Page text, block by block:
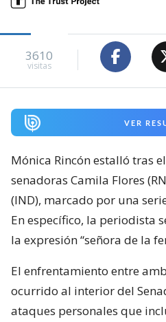
3610
visitas
VER
Mónica Rincón estalló tras
senadoras Camila Flores
(IND), marcado por una
En específico, la periodista
la expresión “señora de la
El enfrentamiento entre
ocurrido al interior del
ataques personales que